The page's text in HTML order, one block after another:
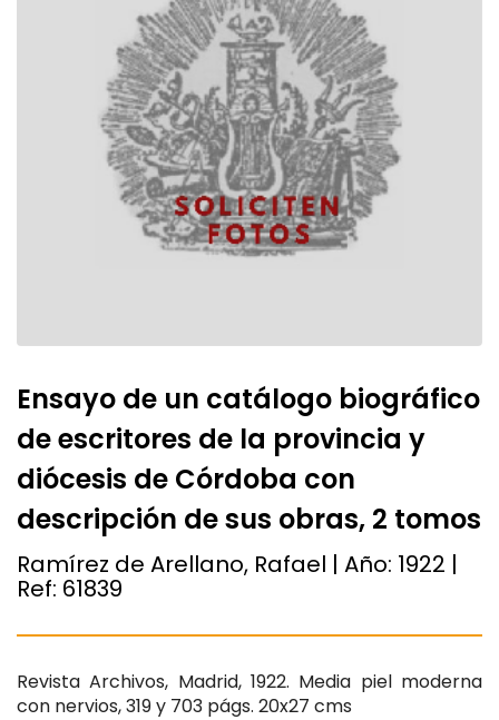
Ensayo de un catálogo biográfico
de escritores de la provincia y
diócesis de Córdoba con
descripción de sus obras, 2 tomos
Ramírez de Arellano, Rafael | Año: 1922 |
Ref: 61839
Revista Archivos, Madrid, 1922. Media piel moderna
con nervios, 319 y 703 págs. 20x27 cms